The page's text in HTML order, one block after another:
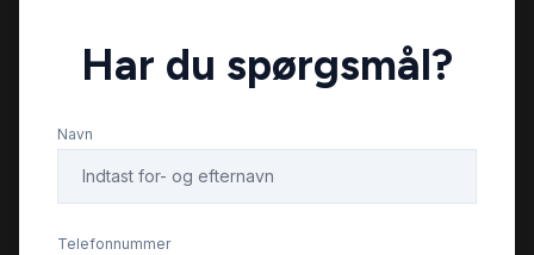
LED kørelys
Læderrat
Har du spørgsmål?
Navn
Telefonnummer